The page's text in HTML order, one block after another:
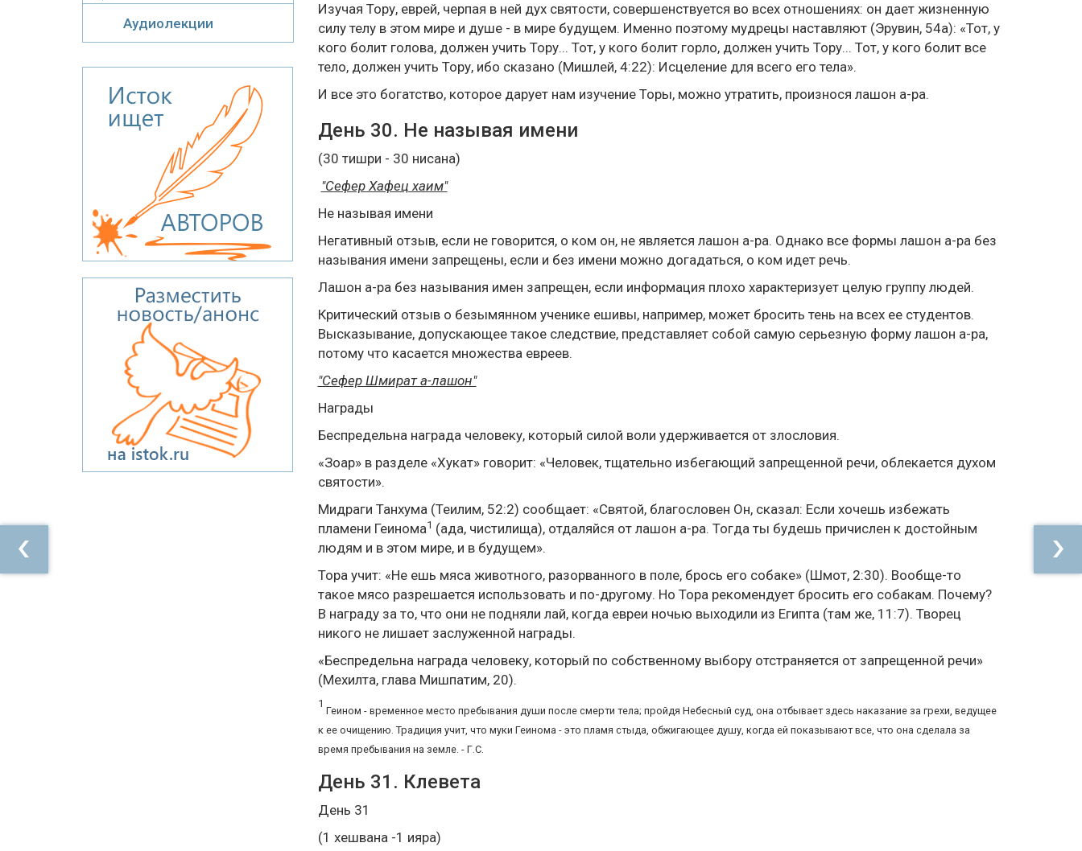
Изучая Тору, еврей, черпая в ней дух святости, совершенствуется во всех отношениях: он дает жизненную
силу телу в этом мире и душе - в мире будущем. Именно поэтому мудрецы наставляют (Эрувин, 54а): «Тот, у
кого болит голова, должен учить Тору... Тот, у кого болит горло, должен учить Тору... Тот, у кого болит все
тело, должен учить Тору, ибо сказано (Мишлей, 4:22): Исцеление для всего его тела».
И все это богатство, которое дарует нам изучение Торы, можно утратить, произнося лашон а-ра.
День 30. Не называя имени
(30 тишри - 30 нисана)
"Сефер Хафец хаим"
Не называя имени
Негативный отзыв, если не говорится, о ком он, не является лашон а-ра. Однако все формы лашон а-ра без
называния имени запрещены, если и без имени можно догадаться, о ком идет речь.
Лашон а-ра без называния имен запрещен, если информация плохо характеризует целую группу людей.
Критический отзыв о безымянном ученике ешивы, например, может бросить тень на всех ее студентов.
Высказывание, допускающее такое следствие, представляет собой самую серьезную форму лашон а-ра,
потому что касается множества евреев.
"Сефер Шмират а-лашон"
Награды
Беспредельна награда человеку, который силой воли удерживается от злословия.
«Зоар» в разделе «Хукат» говорит: «Человек, тщательно избегающий запрещенной речи, облекается духом
святости».
Мидраги Танхума (Теилим, 52:2) сообщает: «Святой, благословен Он, сказал: Если хочешь избежать
пламени Геинома1 (ада, чистилища), отдаляйся от лашон а-ра. Тогда ты будешь причислен к достойным
людям и в этом мире, и в будущем».
Тора учит: «Не ешь мяса животного, разорванного в поле, брось его собаке» (Шмот, 2:30). Вообще-то
такое мясо разрешается использовать и по-другому. Но Тора рекомендует бросить его собакам. Почему?
В награду за то, что они не подняли лай, когда евреи ночью выходили из Египта (там же, 11:7). Творец
никого не лишает заслуженной награды.
«Беспредельна награда человеку, который по собственному выбору отстраняется от запрещенной речи»
(Мехилта, глава Мишпатим, 20).
1
Геином - временное место пребывания души после смерти тела; пройдя Небесный суд, она отбывает здесь наказание за грехи, ведущее
к ее очищению. Традиция учит, что муки Геинома - это пламя стыда, обжигающее душу, когда ей показывают все, что она сделала за
время пребывания на земле. - Г.С.
День 31. Клевета
День 31
(1 хешвана -1 ияра)
Аудиолекции